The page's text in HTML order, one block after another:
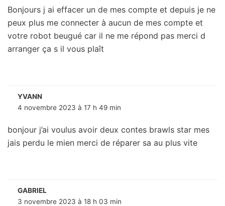
Bonjours j ai effacer un de mes compte et depuis je ne
peux plus me connecter à aucun de mes compte et
votre robot beugué car il ne me répond pas merci d
arranger ça s il vous plaît
YVANN
4 novembre 2023 à 17 h 49 min
bonjour j’ai voulus avoir deux contes brawls star mes
jais perdu le mien merci de réparer sa au plus vite
GABRIEL
3 novembre 2023 à 18 h 03 min